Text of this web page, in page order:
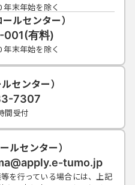
年末年始を除く
ルセンター）
有料)
年末年始を除く
センター）
7307
間受付
ルセンター）
tumo.jp
を行っている場合には、上記